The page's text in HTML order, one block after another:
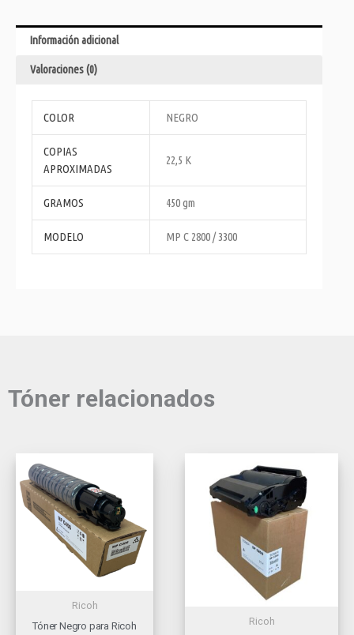
Información adicional
Valoraciones (0)
COLOR NEGRO
COPIAS
APROXIMADAS
22,5 K
GRAMOS 450 gm
MODELO MP C 2800 / 3300
Tóner relacionados
Ricoh
Tóner Negro para Ricoh
Ricoh